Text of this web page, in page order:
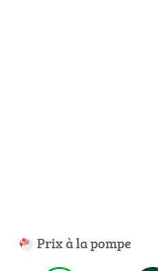
Prix à la pompe